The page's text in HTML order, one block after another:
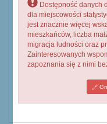
Dostępność danych
dla miejscowości
jest znacznie więcej
mieszkańców, liczba
migracja ludności oraz
Zainteresowanych
zapoznania się z nimi